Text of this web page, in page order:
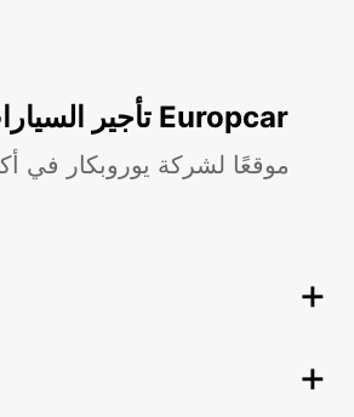
تأجير السيارات في قطر مع Europcar
موقعًا لشركة يوروبكار في